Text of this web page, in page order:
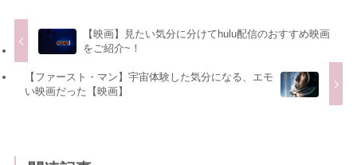
【映画】見たい気分に分けてhulu配信のおすすめ映画
をご紹介~！
【ファースト・マン】宇宙体験した気分になる、エモ
い映画だった【映画】